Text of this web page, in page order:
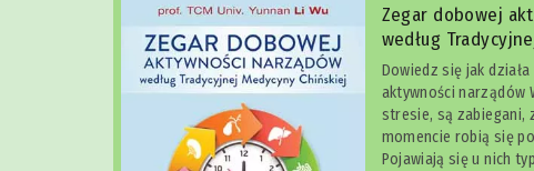
Zegar dobowej
według
Dowiedz się jak
aktywności narządów
stresie, są zabiegani,
momencie robią się
Pojawiają się u nich